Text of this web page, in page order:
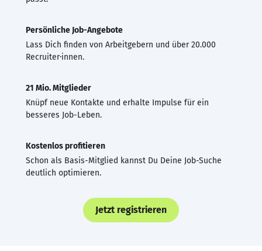
Persönliche Job-Angebote
Lass Dich finden von Arbeitgebern und über 20.000
Recruiter·innen.
21 Mio. Mitglieder
Knüpf neue Kontakte und erhalte Impulse für ein
besseres Job-Leben.
Kostenlos profitieren
Schon als Basis-Mitglied kannst Du Deine Job-Suche
deutlich optimieren.
Jetzt registrieren